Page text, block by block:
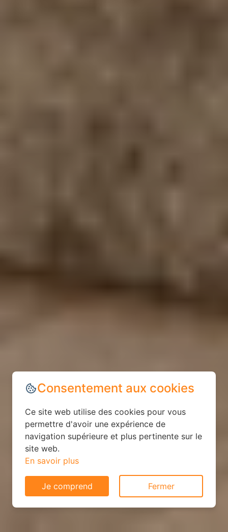
Consentement aux cookies
Ce site web utilise des cookies pour vous
permettre d'avoir une expérience de
navigation supérieure et plus pertinente sur le
site web.
En savoir plus
Je comprend Fermer